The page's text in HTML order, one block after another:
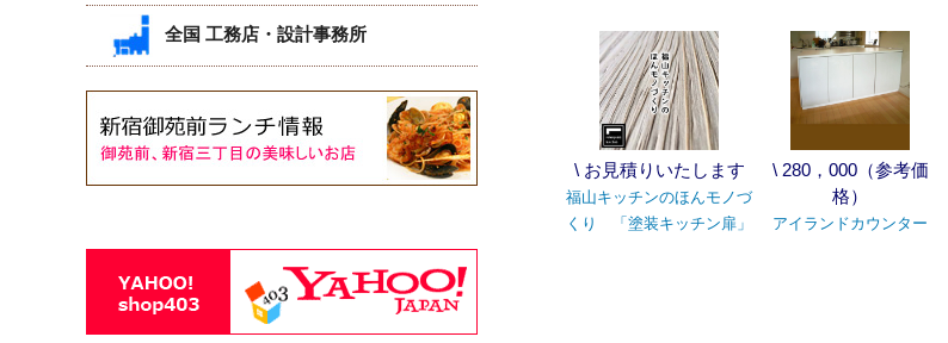
全国 工務店・設計事務所
\ お見積りいたします
福山キッチンのほんモノづ
くり 「塗装キッチン扉」
\ 280，000（参考価
格）
アイランドカウンター